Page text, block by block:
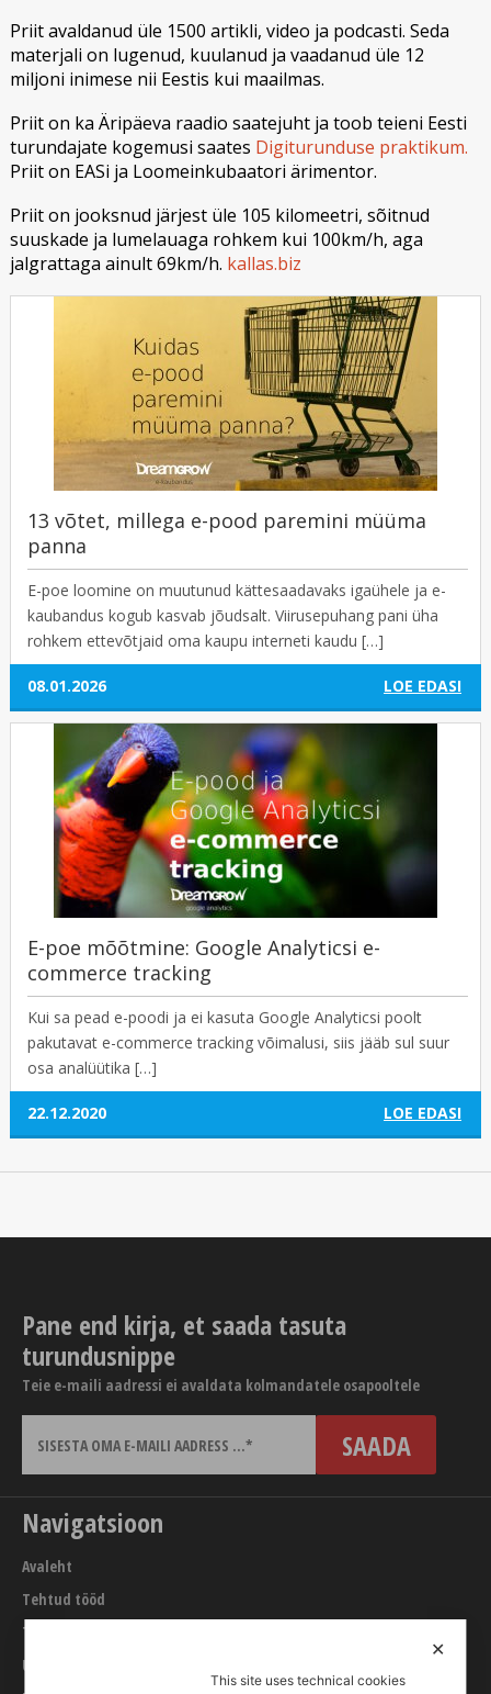
Priit avaldanud üle 1500 artikli, video ja podcasti. Seda
materjali on lugenud, kuulanud ja vaadanud üle 12
miljoni inimese nii Eestis kui maailmas.
Priit on ka Äripäeva raadio saatejuht ja toob teieni Eesti
turundajate kogemusi saates Digiturunduse praktikum.
Priit on EASi ja Loomeinkubaatori ärimentor.
Priit on jooksnud järjest üle 105 kilomeetri, sõitnud
suuskade ja lumelauaga rohkem kui 100km/h, aga
jalgrattaga ainult 69km/h. kallas.biz
13 võtet, millega e-pood paremini müüma
panna
E-poe loomine on muutunud kättesaadavaks igaühele ja e-
kaubandus kogub kasvab jõudsalt. Viirusepuhang pani üha
rohkem ettevõtjaid oma kaupu interneti kaudu […]
08.01.2026 LOE EDASI
E-poe mõõtmine: Google Analyticsi e-
commerce tracking
Kui sa pead e-poodi ja ei kasuta Google Analyticsi poolt
pakutavat e-commerce tracking võimalusi, siis jääb sul suur
osa analüütika […]
22.12.2020 LOE EDASI
Pane end kirja, et saada tasuta
turundusnippe
Teie e-maili aadressi ei avaldata kolmandatele osapooltele
Navigatsioon
Avaleht
Tehtud tööd
Teenused
URL builder
✕
This site uses technical cookies